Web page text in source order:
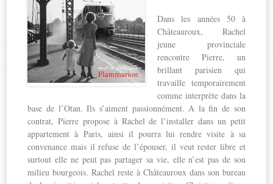
Dans les années 50 à
Châteauroux, Rachel
jeune provinciale
rencontre Pierre, un
brillant parisien qui
travaille temporairement
comme interprète dans la
base de l’Otan. Ils s’aiment passionnément. A la fin de son
contrat, Pierre propose à Rachel de l’installer dans un petit
appartement à Paris, ainsi il pourra lui rendre visite à sa
convenance mais il refuse de l’épouser, il veut rester libre et
surtout elle ne peut pas partager sa vie, elle n’est pas de son
milieu bourgeois. Rachel reste à Châteauroux dans son bureau